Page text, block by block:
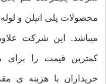
محصولات پلی اتیلن و
میباشد. این شرکت
کمترین قیمت را برای
خریداران با هزینه ی